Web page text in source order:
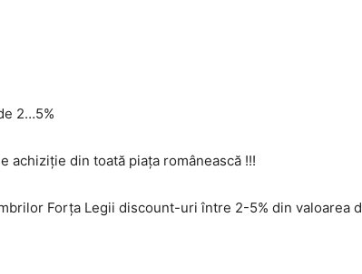
2…5%
din toată piața românească !!!
Forța Legii discount-uri între 2-5% din valoarea